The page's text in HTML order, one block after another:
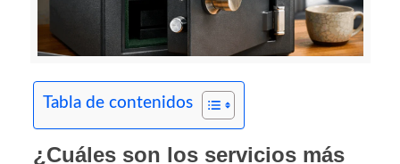
Tabla de contenidos
¿Cuáles son los servicios más